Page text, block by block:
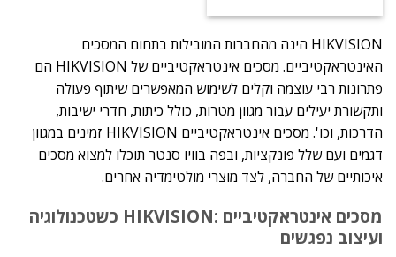
HIKVISION הינה מהחברות המובילות בתחום המסכים
האינטראקטיביים. מסכים אינטראקטיביים של HIKVISION הם
פתרונות רבי עוצמה וקלים לשימוש המאפשרים שיתוף פעולה
ותקשורת יעילים עבור מגוון מטרות, כולל כיתות, חדרי ישיבות,
הדרכות, וכו'. מסכים אינטראקטיביים HIKVISION זמינים במגוון
דגמים ועם שלל פונקציות, ובפה בוויו סנטר תוכלו למצוא מסכים
איכותיים של החברה, לצד מוצרי מולטימדיה אחרים.
מסכים אינטראקטיביים :HIKVISION כשטכנולוגיה
ועיצוב נפגשים